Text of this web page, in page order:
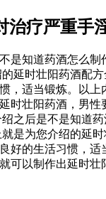
疗严重手
是知道药酒怎么
延时壮阳药酒
适当锻炼。以
时壮阳药酒，男
之后是不是知道
是为您介绍的
的生活习惯，
可以制作出延